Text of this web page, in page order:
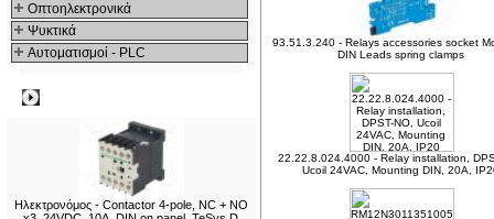
Οπτοηλεκτρονικά
Ψυκτικά
Αυτοματισμοί - PLC
Ηλεκτρονόμος - Contactor 4-pole, NC + NO
93.51.3.240 - Relays accessories socket
DIN Leads spring clamps
22.22.8.024.4000 - Relay installation,
Ucoil 24VAC, Mounting DIN, 20A,